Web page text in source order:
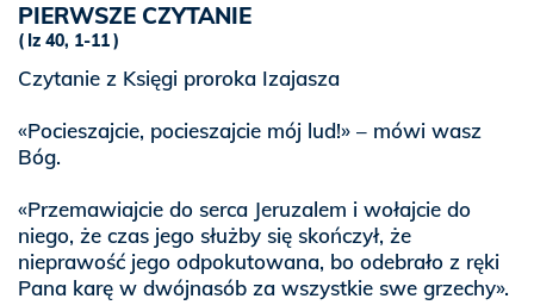
PIERWSZE CZYTANIE
Iz 40, 1-11
Czytanie z Księgi proroka Izajasza
«Pocieszajcie, pocieszajcie mój lud!» – mówi wasz
Bóg.
«Przemawiajcie do serca Jeruzalem i wołajcie do
niego, że czas jego służby się skończył, że
nieprawość jego odpokutowana, bo odebrało z ręki
Pana karę w dwójnasób za wszystkie swe grzechy».